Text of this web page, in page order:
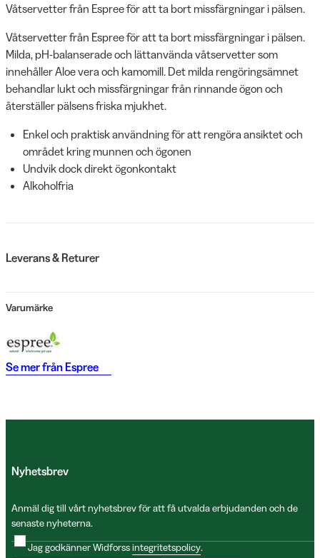
Våtservetter från Espree för att ta bort missfärgningar i pälsen.
Våtservetter från Espree för att ta bort missfärgningar i pälsen.
Milda, pH-balanserade och lättanvända våtservetter som
innehåller Aloe vera och kamomill. Det milda rengöringsämnet
behandlar lukt och missfärgningar från rinnande ögon och
återställer pälsens friska mjukhet.
Enkel och praktisk användning för att rengöra ansiktet och
området kring munnen och ögonen
Undvik dock direkt ögonkontakt
Alkoholfria
Leverans & Returer
Varumärke
Se mer från Espree
Nyhetsbrev
Anmäl dig till vårt nyhetsbrev för att få utvalda erbjudanden och de
senaste nyheterna.
Jag godkänner Widforssintegritetspolicy.